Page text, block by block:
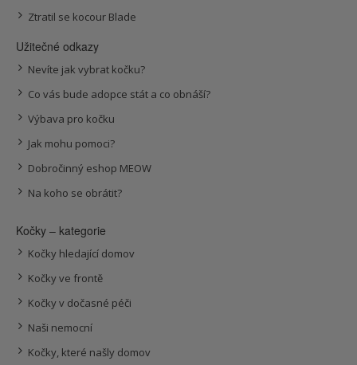
Ztratil se kocour Blade
Užitečné odkazy
Nevíte jak vybrat kočku?
Co vás bude adopce stát a co obnáší?
Výbava pro kočku
Jak mohu pomoci?
Dobročinný eshop MEOW
Na koho se obrátit?
Kočky – kategorie
Kočky hledající domov
Kočky ve frontě
Kočky v dočasné péči
Naši nemocní
Kočky, které našly domov